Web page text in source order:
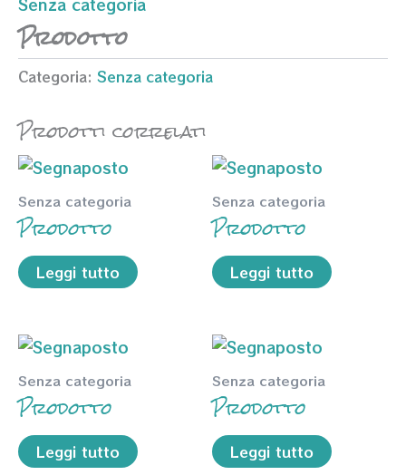
Prodotto
Categoria: Senza categoria
Prodotti correlati
Senza categoria
Prodotto
Leggi tutto
Senza categoria
Prodotto
Leggi tutto
Senza categoria
Prodotto
Leggi tutto
Senza categoria
Prodotto
Leggi tutto